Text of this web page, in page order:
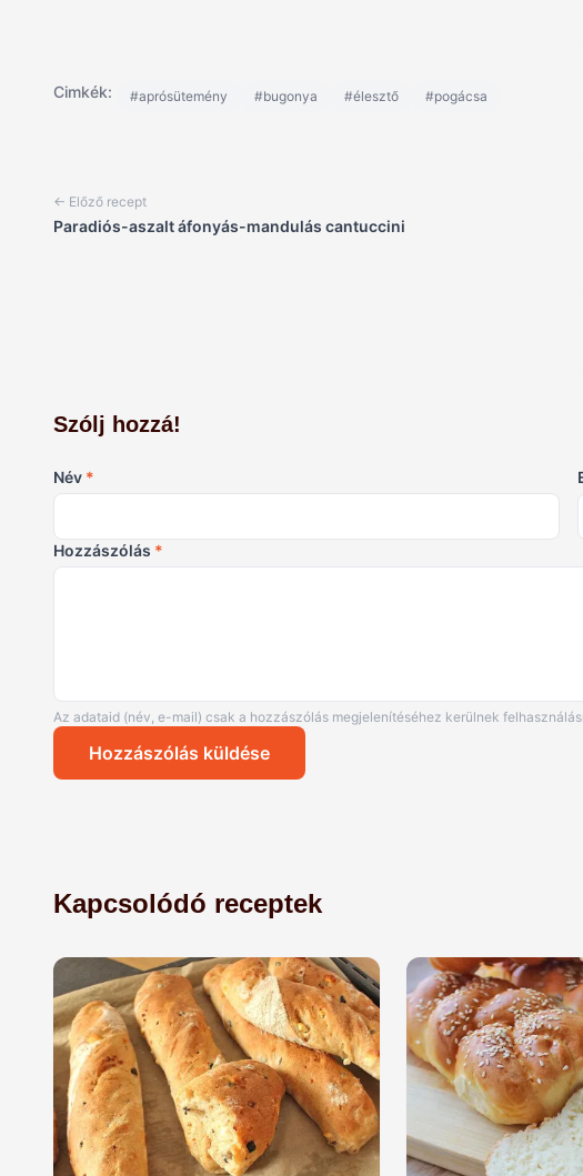
Cimkék: #aprósütemény #bugonya #élesztő #pogácsa
← Előző recept
Paradiós-aszalt áfonyás-mandulás cantuccini
Szólj hozzá!
Név *
Hozzászólás *
Az adataid (név, e-mail) csak a hozzászólás megjelenítéséhez kerülnek
Hozzászólás küldése
Kapcsolódó receptek